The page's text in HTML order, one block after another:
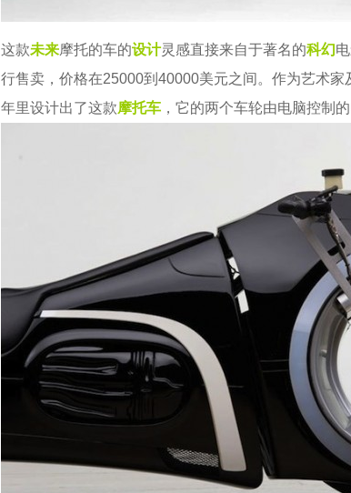
这款未来摩托的车的设计灵感直接来自于著名的科幻
行售卖，价格在25000到40000美元之间。作为艺术家
年里设计出了这款摩托车，它的两个车轮由电脑控制